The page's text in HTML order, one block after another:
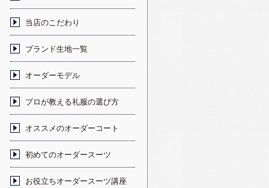
当店のこだわり
ブランド生地一覧
オーダーモデル
プロが教える礼服の選び方
オススメのオーダーコート
初めてのオーダースーツ
お役立ちオーダースーツ講座